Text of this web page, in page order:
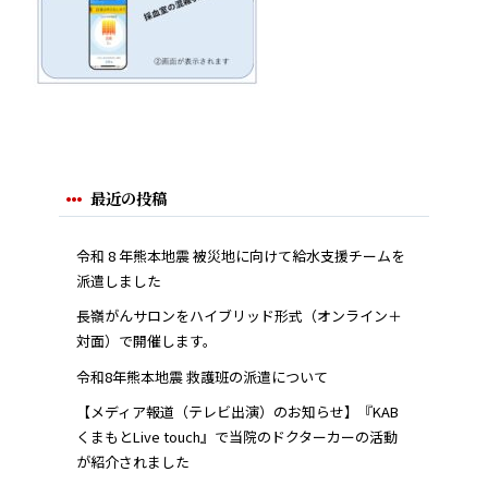
最近の投稿
令和 8 年熊本地震 被災地に向けて給水支援チームを
派遣しました
長嶺がんサロンをハイブリッド形式（オンライン＋
対面）で開催します。
令和8年熊本地震 救護班の派遣について
【メディア報道（テレビ出演）のお知らせ】『KAB
くまもとLive touch』で当院のドクターカーの活動
が紹介されました